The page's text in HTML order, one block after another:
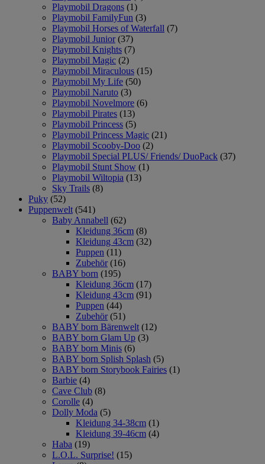
Playmobil Dragons (1)
Playmobil FamilyFun (3)
Playmobil Horses of Waterfall (7)
Playmobil Junior (37)
Playmobil Knights (7)
Playmobil Magic (2)
Playmobil Miraculous (15)
Playmobil My Life (50)
Playmobil Naruto (3)
Playmobil Novelmore (6)
Playmobil Pirates (13)
Playmobil Princess (5)
Playmobil Princess Magic (21)
Playmobil Scooby-Doo (2)
Playmobil Special PLUS/ Friends/ DuoPack (37)
Playmobil Stunt Show (1)
Playmobil Wiltopia (13)
Sky Trails (8)
Puky (52)
Puppenwelt (541)
Baby Annabell (62)
Kleidung 36cm (8)
Kleidung 43cm (32)
Puppen (11)
Zubehör (16)
BABY born (195)
Kleidung 36cm (17)
Kleidung 43cm (91)
Puppen (44)
Zubehör (51)
BABY born Bärenwelt (12)
BABY born Glam Up (3)
BABY born Minis (6)
BABY born Splish Splash (5)
BABY born Storybook Fairies (1)
Barbie (4)
Cave Club (8)
Corolle (4)
Dolly Moda (5)
Kleidung 34-38cm (1)
Kleidung 39-46cm (4)
Haba (19)
L.O.L. Surprise! (15)